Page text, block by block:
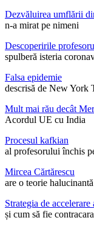
Dezvăluirea umflării
n-a mirat pe nimeni
Descoperirile
spulberă isteria
Falsa epidemie
descrisă de New York
Mult mai rău decât
Acordul UE cu India
Procesul kafkian
al profesorului închis
Mircea Cărtărescu
are o teorie
Strategia de
și cum să fie